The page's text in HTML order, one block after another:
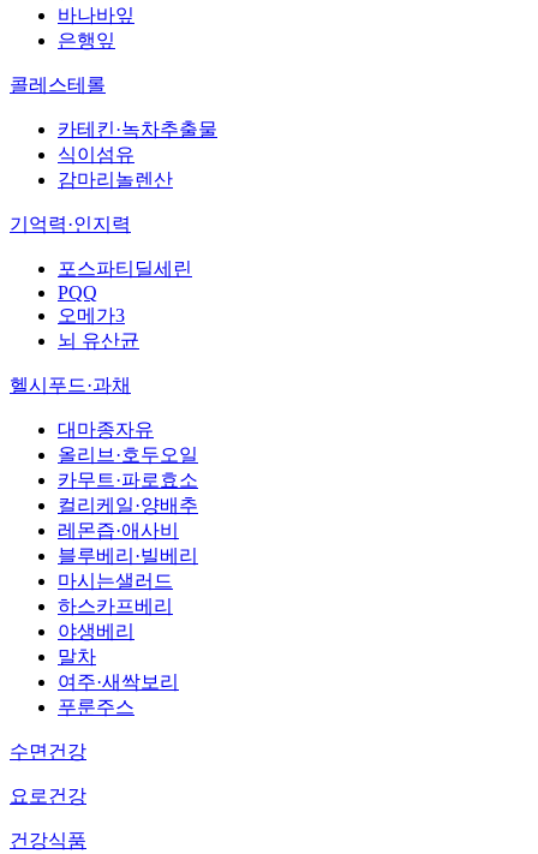
바나바잎
은행잎
콜레스테롤
카테킨·녹차추출물
식이섬유
감마리놀렌산
기억력·인지력
포스파티딜세린
PQQ
오메가3
뇌 유산균
헬시푸드·과채
대마종자유
올리브·호두오일
카무트·파로효소
컬리케일·양배추
레몬즙·애사비
블루베리·빌베리
마시는샐러드
하스카프베리
야생베리
말차
여주·새싹보리
푸룬주스
수면건강
요로건강
건강식품